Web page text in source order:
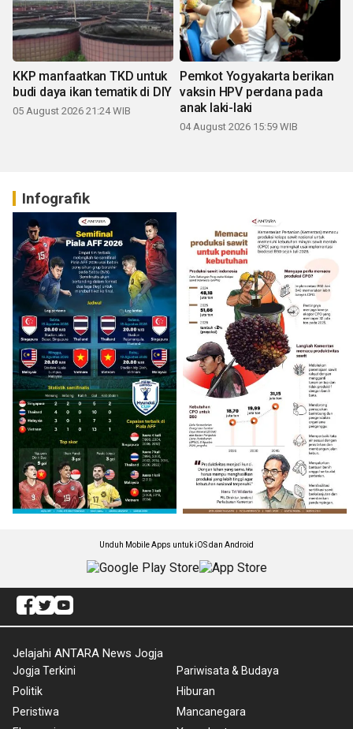
KKP manfaatkan TKD untuk
budi daya ikan tematik di DIY
05 August 2026 21:24 WIB
Pemkot Yogyakarta berikan
vaksin HPV perdana pada
anak laki-laki
04 August 2026 15:59 WIB
Infografik
Unduh Mobile Apps untuk iOS dan Android
Jelajahi ANTARA News Jogja
Jogja Terkini
Politik
Peristiwa
Pariwisata & Budaya
Hiburan
Mancanegara